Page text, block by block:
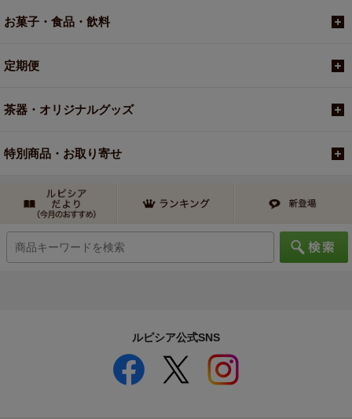
お菓子・食品・飲料
定期便
茶器・オリジナルグッズ
特別商品・お取り寄せ
ルピシア公式SNS